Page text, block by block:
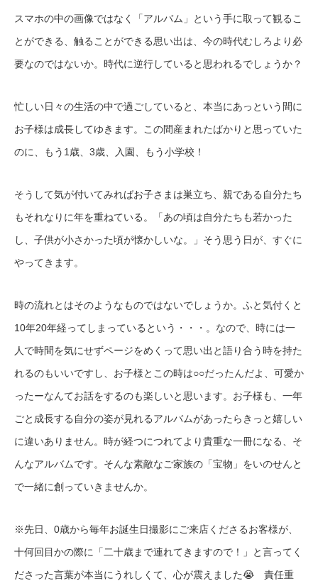
スマホの中の画像ではなく「アルバム」という手に取って観るこ
とができる、触ることができる思い出は、今の時代むしろより必
要なのではないか。時代に逆行していると思われるでしょうか？
忙しい日々の生活の中で過ごしていると、本当にあっという間に
お子様は成長してゆきます。この間産まれたばかりと思っていた
のに、もう1歳、3歳、入園、もう小学校！
そうして気が付いてみればお子さまは巣立ち、親である自分たち
もそれなりに年を重ねている。「あの頃は自分たちも若かった
し、子供が小さかった頃が懐かしいな。」そう思う日が、すぐに
やってきます。
時の流れとはそのようなものではないでしょうか。ふと気付くと
10年20年経ってしまっているという・・・。なので、時には一
人で時間を気にせずページをめくって思い出と語り合う時を持た
れるのもいいですし、お子様とこの時は○○だったんだよ、可愛か
ったーなんてお話をするのも楽しいと思います。お子様も、一年
ごと成長する自分の姿が見れるアルバムがあったらきっと嬉しい
に違いありません。時が経つにつれてより貴重な一冊になる、そ
んなアルバムです。そんな素敵なご家族の「宝物」をいのせんと
で一緒に創っていきませんか。
※先日、0歳から毎年お誕生日撮影にご来店くださるお客様が、
十何回目かの際に「二十歳まで連れてきますので！」と言ってく
ださった言葉が本当にうれしくて、心が震えました😭 責任重